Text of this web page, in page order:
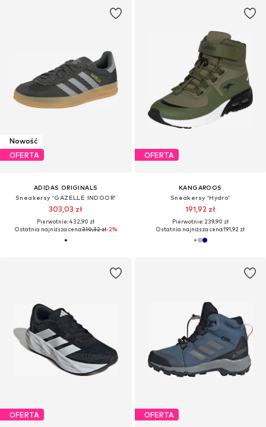
Nowość
OFERTA
ADIDAS ORIGINALS
Sneakersy 'GAZELLE INDOOR'
303,03 zł
Pierwotnie: 432,90 zł
Ostatnia najniższa cena:310,32 zł-2%
OFERTA
KANGAROOS
Sneakersy 'Hydro'
191,92 zł
Pierwotnie: 239,90 zł
Ostatnia najniższa cena:191,92 zł
OFERTA OFERTA